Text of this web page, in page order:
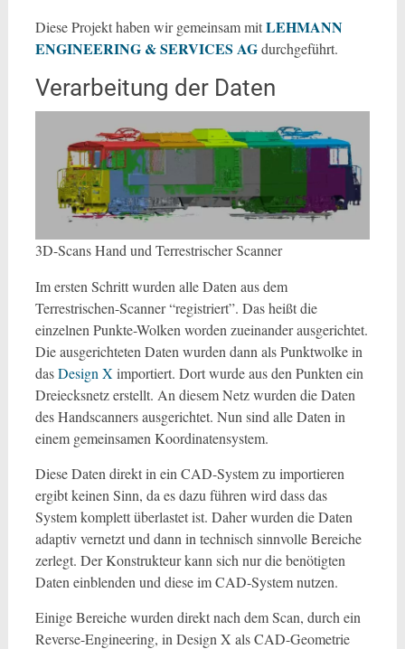
Diese Projekt haben wir gemeinsam mitLEHMANN
ENGINEERING & SERVICES AGdurchgeführt.
Verarbeitung der Daten
3D-Scans Hand und Terrestrischer Scanner
Im ersten Schritt wurden alle Daten aus dem
Terrestrischen-Scanner “registriert”. Das heißt die
einzelnen Punkte-Wolken worden zueinander ausgerichtet.
Die ausgerichteten Daten wurden dann als Punktwolke in
dasDesign X importiert. Dort wurde aus den Punkten ein
Dreiecksnetz erstellt. An diesem Netz wurden die Daten
des Handscanners ausgerichtet. Nun sind alle Daten in
einem gemeinsamen Koordinatensystem.
Diese Daten direkt in ein CAD-System zu importieren
ergibt keinen Sinn, da es dazu führen wird dass das
System komplett überlastet ist. Daher wurden die Daten
adaptiv vernetzt und dann in technisch sinnvolle Bereiche
zerlegt. Der Konstrukteur kann sich nur die benötigten
Daten einblenden und diese im CAD-System nutzen.
Einige Bereiche wurden direkt nach dem Scan, durch ein
Reverse-Engineering, in Design X als CAD-Geometrie